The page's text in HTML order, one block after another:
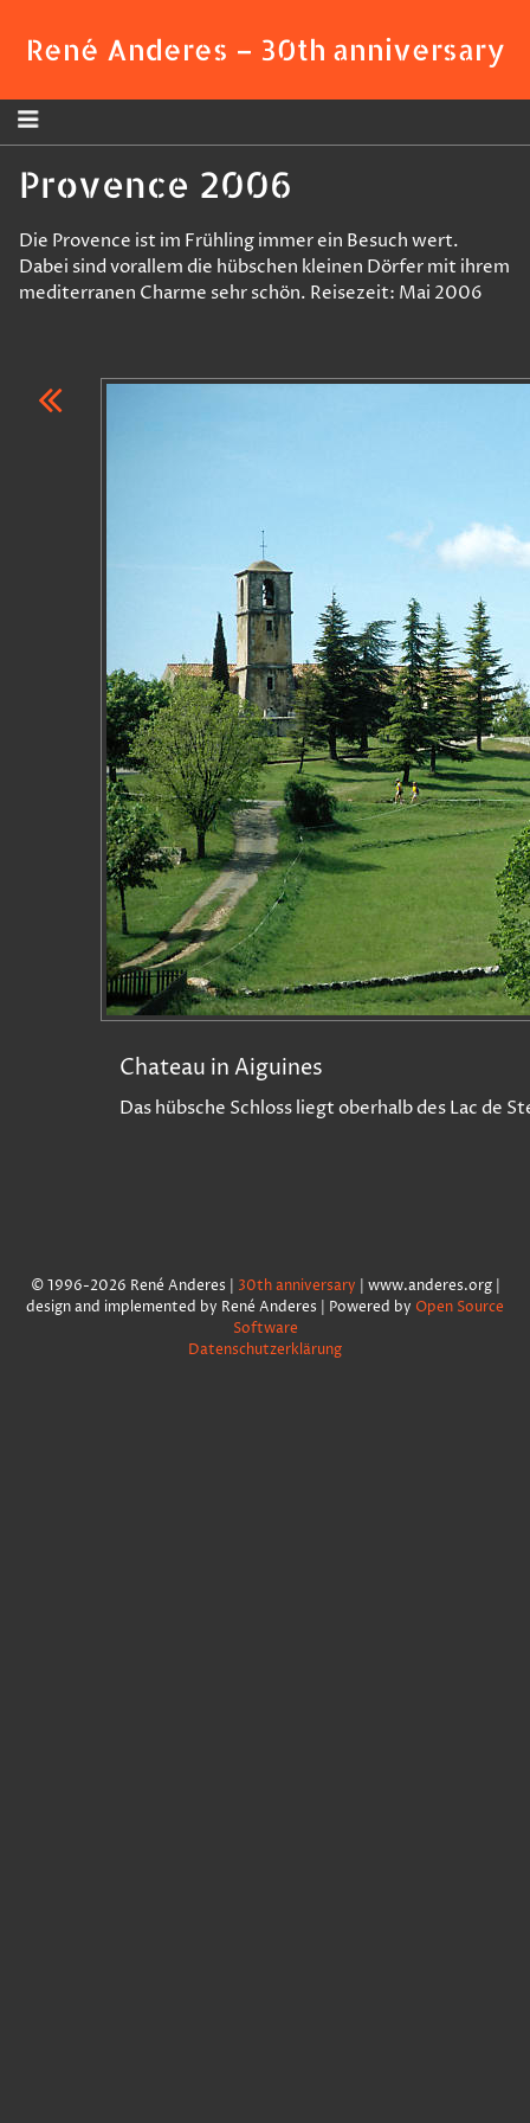
René Anderes – 30th anniversary
Provence 2006
Die Provence ist im Frühling immer ein Besuch wert.
Dabei sind vorallem die hübschen kleinen Dörfer mit ihrem
mediterranen Charme sehr schön. Reisezeit: Mai 2006
Chateau in Aiguines
Das hübsche Schloss liegt oberhalb des Lac de
© 1996-2026 René Anderes | 30th anniversary | www.anderes.org |
design and implemented by René Anderes | Powered by Open Source
Software
Datenschutzerklärung